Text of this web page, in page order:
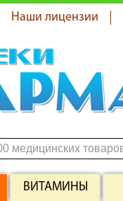
Наши лицензии
ВИТАМИНЫ